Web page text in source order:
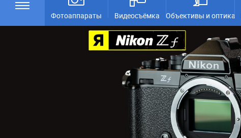
Фотоаппараты Видеосъёмка Объективы и оптика